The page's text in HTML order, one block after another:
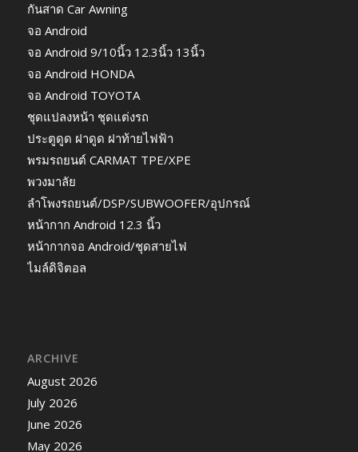
กันสาด Car Awning
จอ Android
จอ Android 9/10นิ้ว 12.3นิ้ว 13นิ้ว
จอ Android HONDA
จอ Android TOYOTA
ชุดแปลงหน้า ชุดแต่งรถ
ประตูดูด ฝาดูด ฝาท้ายไฟฟ้า
พรมรถยนต์ CARMAT TPE/XPE
พวงมาลัย
ลำโพงรถยนต์/DSP/SUBWOOFER/อุปกรณ์
หน้ากาก Android 12.3 นิ้ว
หน้ากากจอ Android/ชุดสายไฟ
ไมล์ดิจิตอล
ARCHIVE
August 2026
July 2026
June 2026
May 2026